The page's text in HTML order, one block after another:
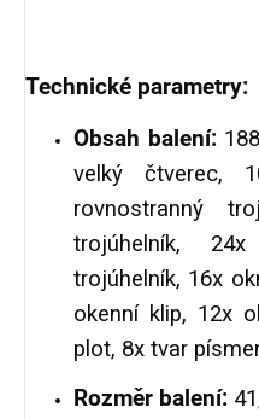
Technické parametry:
Obsah balení:
velký čtverec,
rovnostranný
trojúhelník,
trojúhelník, 16x
okenní klip, 12x
plot, 8x tvar
Rozměr balení: